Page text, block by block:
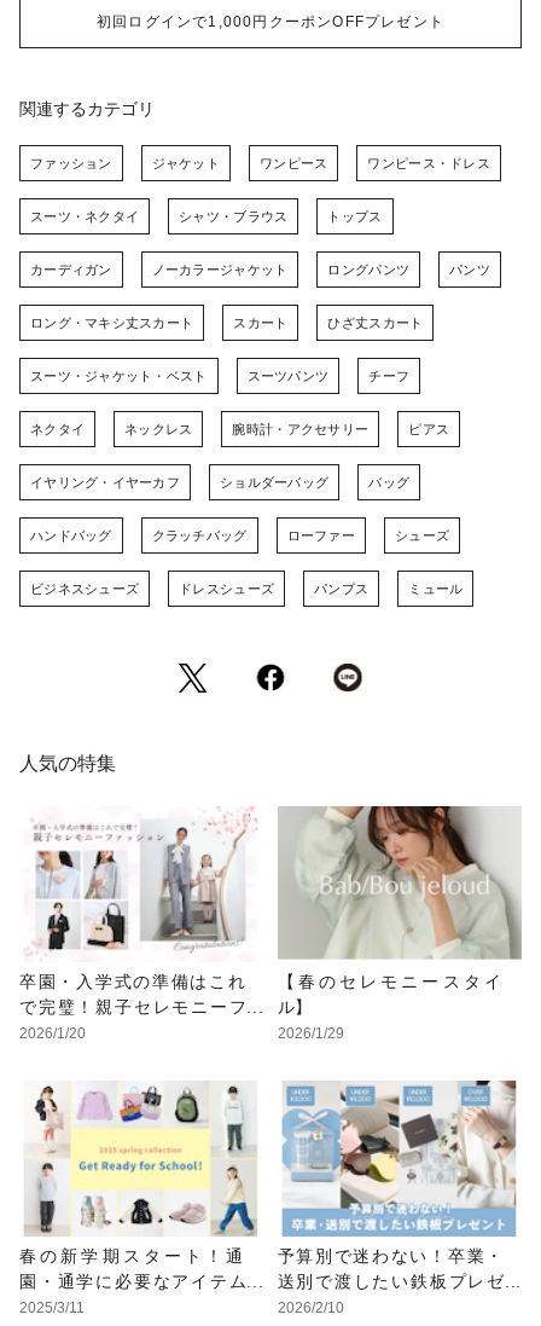
初回ログインで1,000円クーポンOFFプレゼント
関連するカテゴリ
ファッション ジャケット ワンピース ワンピース・ドレス
スーツ・ネクタイ シャツ・ブラウス トップス
カーディガン ノーカラージャケット ロングパンツ パンツ
ロング・マキシ丈スカート スカート ひざ丈スカート
スーツ・ジャケット・ベスト スーツパンツ チーフ
ネクタイ ネックレス 腕時計・アクセサリー ピアス
イヤリング・イヤーカフ ショルダーバッグ バッグ
ハンドバッグ クラッチバッグ ローファー シューズ
ビジネスシューズ ドレスシューズ パンプス ミュール
人気の特集
卒園・入学式の準備はこれ
で完璧！親子セレモニーフ
ァッション
2026/1/20
【春のセレモニースタイ
ル】
2026/1/29
春の新学期スタート！通
園・通学に必要なアイテム
をチェック
2025/3/11
予算別で迷わない！卒業・
送別で渡したい鉄板プレゼ
ント
2026/2/10